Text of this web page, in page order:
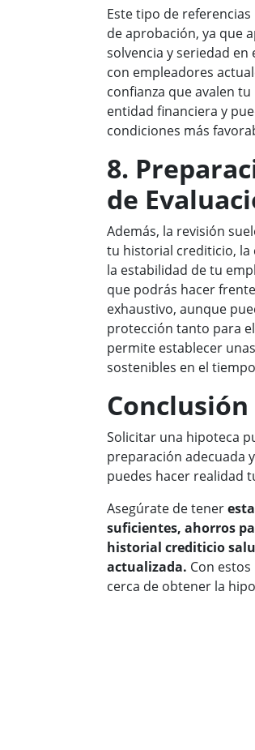
Este tipo de
de aprobación, ya que
solvencia y seriedad
con empleadores
confianza que avalen
entidad financiera y
condiciones más
8.
de
Además, la revisión
tu historial crediticio,
la estabilidad de tu
que podrás hacer
exhaustivo, aunque
protección tanto para
permite establecer
sostenibles en el
Conclusión
Solicitar una hipoteca
preparación adecuada
puedes hacer realidad
Asegúrate de tener
suficientes, ahorros
historial crediticio
actualizada. Con
cerca de obtener la